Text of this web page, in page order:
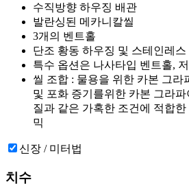
수직방향 하우징 배관
발란싱된 메카니칼씰
3개의 벤트홀
단조 황동 하우징 및 스테인레스
특수 옵션은 나사타입 벤트홀,
씰 조합 : 물용을 위한 카본 그라
및 포화 증기를위한 카본 그라
질과 같은 가혹한 조건에 적합
믹
신장 / 미터법
치수